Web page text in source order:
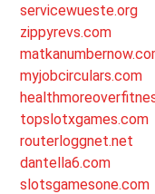
servicewueste.org
zippyrevs.com
myjobcirculars.com
topslotxgames.com
routerloggnet.net
dantella6.com
slotsgamesone.com